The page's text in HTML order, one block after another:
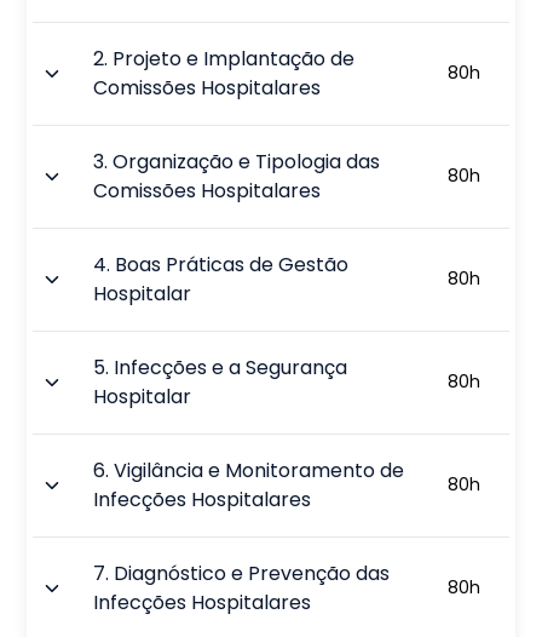
2. Projeto e Implantação de
Comissões Hospitalares
80h
3.Organização e Tipologia das
Comissões Hospitalares
80h
4. Boas Práticas de Gestão
Hospitalar
80h
5. Infecções e a Segurança
Hospitalar
80h
6.Vigilância e Monitoramento de
Infecções Hospitalares
80h
7. Diagnóstico e Prevenção das
Infecções Hospitalares
80h